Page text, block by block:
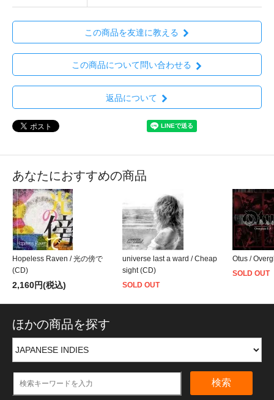
この商品を友達に教える
この商品について問い合わせる
返品について
あなたにおすすめの商品
Hopeless Raven / 光の傍で
(CD)
2,160円(税込)
universe last a ward / Cheap
sight (CD)
SOLD OUT
Otus /
SOLD OUT
ほかの商品を探す
検索